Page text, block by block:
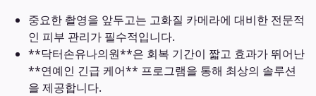
중요한 촬영을 앞두고는 고화질 카메라에 대비한 전문적
인 피부 관리가 필수적입니다.
**닥터손유나의원**은 회복 기간이 짧고 효과가 뛰어난
**연예인 긴급 케어** 프로그램을 통해 최상의 솔루션
을 제공합니다.